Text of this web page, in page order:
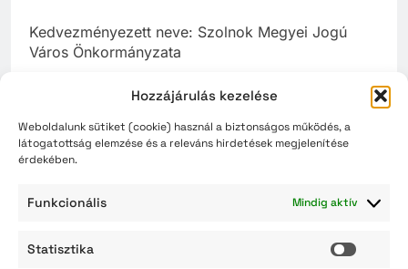
Hozzájárulás kezelése
Weboldalunk sütiket (cookie) használ a biztonságos működés, a
látogatottság elemzése és a releváns hirdetések megjelenítése
érdekében.
Funkcionális Mindig aktív
Statisztika
Kedvezményezett neve: Szolnok Megyei Jogú
Város Önkormányzata
Projekt azonosító száma: TOP_PLUSZ-1.3.2-23-
A fejlesztés tárgya: közöségi, kulturális, sportolási